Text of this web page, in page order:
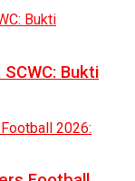
Bukti